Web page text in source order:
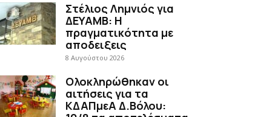
Στέλιος Λημνιός για
ΔΕΥΑΜΒ: Η
πραγματικότητα με
αποδειξεις
8 Αυγούστου 2026
Ολοκληρώθηκαν οι
αιτήσεις για τα
ΚΔΑΠμεΑ Δ.Βόλου: